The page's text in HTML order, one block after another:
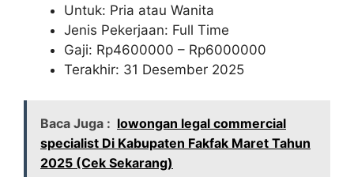
Untuk: Pria atau Wanita
Jenis Pekerjaan: Full Time
Gaji: Rp4600000 – Rp6000000
Terakhir: 31 Desember 2025
Baca Juga : lowongan legal commercial
specialist Di Kabupaten Fakfak Maret Tahun
2025 (Cek Sekarang)